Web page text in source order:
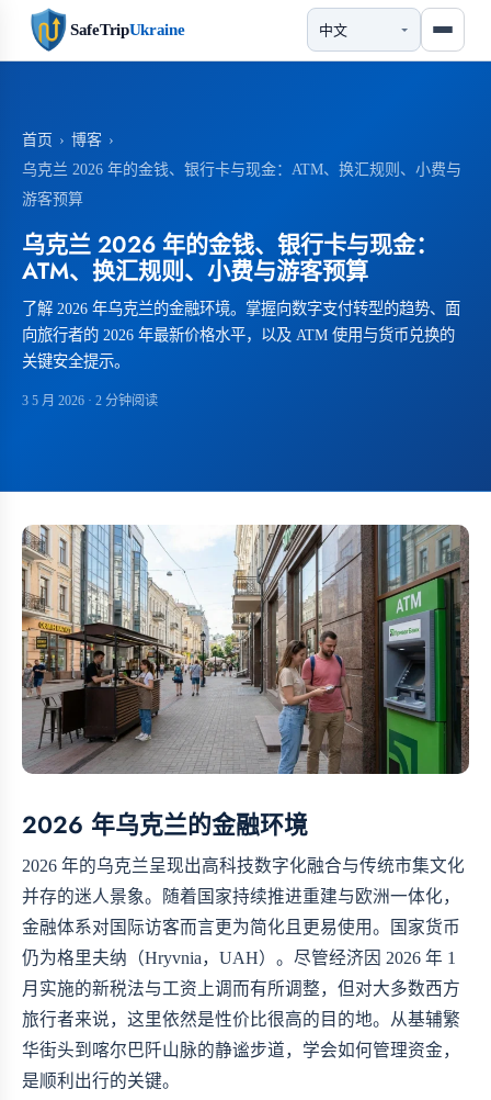
SafeTripUkraine
首页 › 博客 ›
乌克兰 2026 年的金钱、银行卡与现金：ATM、换汇规则、小费与
游客预算
乌克兰 2026 年的金钱、银行卡与现金：
ATM、换汇规则、小费与游客预算
了解 2026 年乌克兰的金融环境。掌握向数字支付转型的趋势、面
向旅行者的 2026 年最新价格水平，以及 ATM 使用与货币兑换的
关键安全提示。
3 5 月 2026 · 2 分钟阅读
2026 年乌克兰的金融环境
2026 年的乌克兰呈现出高科技数字化融合与传统市集文化
并存的迷人景象。随着国家持续推进重建与欧洲一体化，
金融体系对国际访客而言更为简化且更易使用。国家货币
仍为格里夫纳（Hryvnia，UAH）。尽管经济因 2026 年 1
月实施的新税法与工资上调而有所调整，但对大多数西方
旅行者来说，这里依然是性价比很高的目的地。从基辅繁
华街头到喀尔巴阡山脉的静谧步道，学会如何管理资金，
是顺利出行的关键。